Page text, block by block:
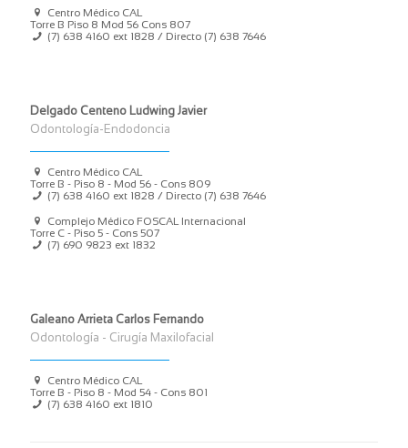
Centro Médico CAL
Torre B Piso 8 Mod 56 Cons 807
(7) 638 4160 ext 1828 / Directo (7) 638 7646
Delgado Centeno Ludwing Javier
Odontología-Endodoncia
Centro Médico CAL
Torre B - Piso 8 - Mod 56 - Cons 809
(7) 638 4160 ext 1828 / Directo (7) 638 7646
Complejo Médico FOSCAL Internacional
Torre C - Piso 5 - Cons 507
(7) 690 9823 ext 1832
Galeano Arrieta Carlos Fernando
Odontología - Cirugía Maxilofacial
Centro Médico CAL
Torre B - Piso 8 - Mod 54 - Cons 801
(7) 638 4160 ext 1810